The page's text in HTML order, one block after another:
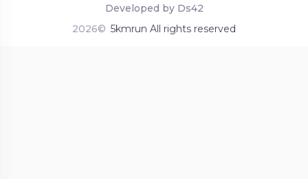
2026© 5kmrun All rights reserved
Developed by Ds42